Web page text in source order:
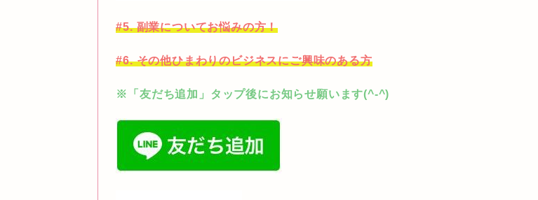
#5. 副業についてお悩みの方！
#6. その他ひまわりのビジネスにご興味のある方
※「友だち追加」タップ後にお知らせ願います(^-^)